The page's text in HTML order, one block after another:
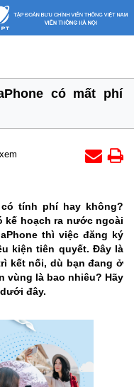
có mất phí
tính phí hay không?
kế hoạch ra nước ngoài
thì việc đăng ký
kiện tiên quyết. Đây là
kết nối, dù bạn đang ở
vùng là bao nhiêu? Hãy
đây.